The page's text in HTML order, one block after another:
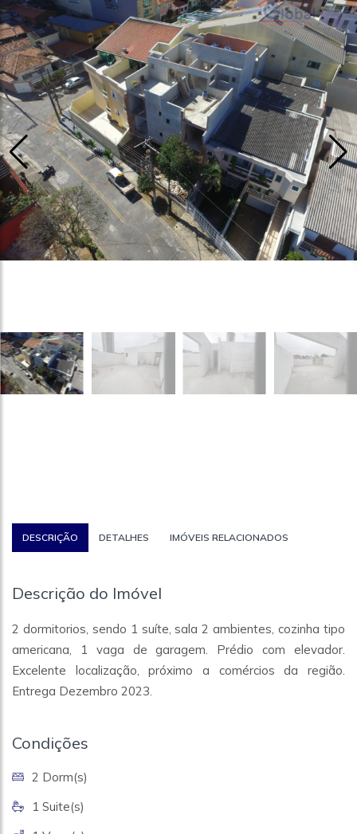
DESCRIÇÃO DETALHES IMÓVEIS RELACIONADOS
Descrição do Imóvel
2 dormitorios, sendo 1 suíte, sala 2 ambientes, cozinha tipo
americana, 1 vaga de garagem. Prédio com elevador.
Excelente localização, próximo a comércios da região.
Entrega Dezembro 2023.
Condições
2 Dorm(s)
1 Suite(s)